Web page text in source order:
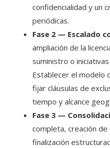
confidencialidad y un
periódicas.
Fase 2 — Escalado
ampliación de la
suministro o
Establecer el modelo
fijar cláusulas de
tiempo y alcance
Fase 3 —
completa, creación
finalización